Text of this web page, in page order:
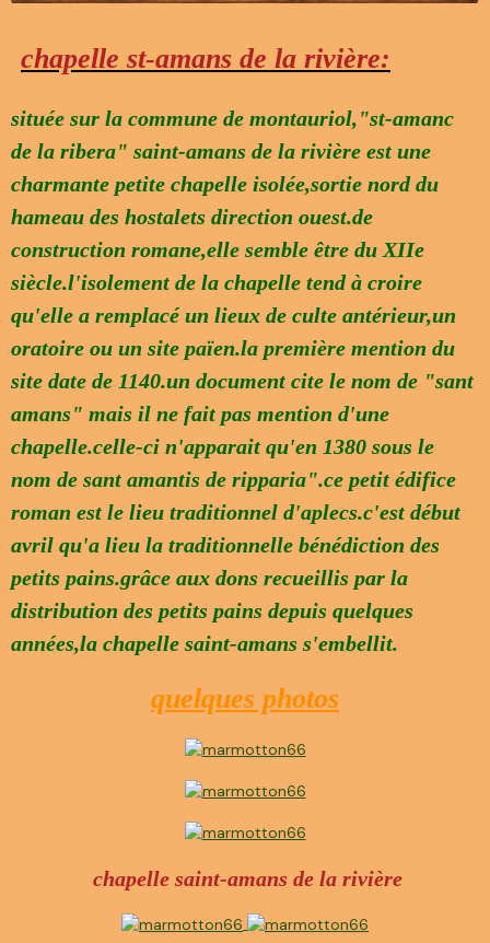
chapelle st-amans de la rivière:
située sur la commune de montauriol,"st-amanc
de la ribera" saint-amans de la rivière est une
charmante petite chapelle isolée,sortie nord du
hameau des hostalets direction ouest.de
construction romane,elle semble être du XIIe
siècle.l'isolement de la chapelle tend à croire
qu'elle a remplacé un lieux de culte antérieur,un
oratoire ou un site païen.la première mention du
site date de 1140.un document cite le nom de "sant
amans" mais il ne fait pas mention d'une
chapelle.celle-ci n'apparait qu'en 1380 sous le
nom de sant amantis de ripparia".ce petit édifice
roman est le lieu traditionnel d'aplecs.c'est début
avril qu'a lieu la traditionnelle bénédiction des
petits pains.grâce aux dons recueillis par la
distribution des petits pains depuis quelques
années,la chapelle saint-amans s'embellit.
quelques photos
chapelle saint-amans de la rivière